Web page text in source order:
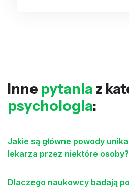
Inne pytania z
psychologia:
Jakie są główne powody
lekarza przez niektóre osoby?
Dlaczego naukowcy badają